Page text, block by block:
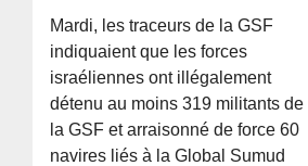
Mardi, les traceurs de la GSF
indiquaient que les forces
israéliennes ont illégalement
détenu au moins 319 militants de
la GSF et arraisonné de force 60
navires liés à la Global Sumud